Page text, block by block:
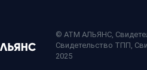
© АТМ АЛЬЯНС,
Свидетельство ТПП
2025